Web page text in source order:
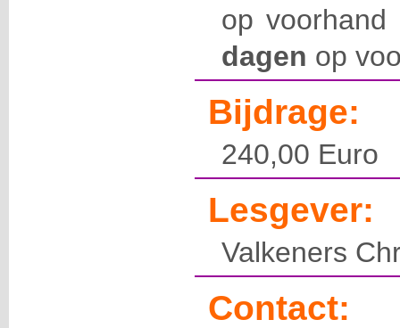
op
dagen op
Bijdrage:
240,00 Euro
Lesgever:
Valkeners
Contact: